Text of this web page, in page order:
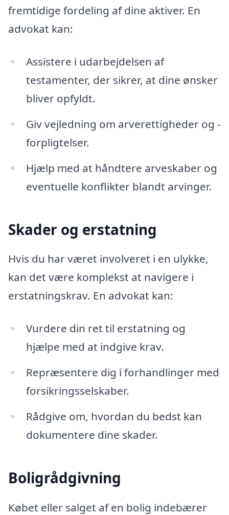
fremtidige fordeling af dine aktiver. En
advokat kan:
Assistere i udarbejdelsen af
testamenter, der sikrer, at dine ønsker
bliver opfyldt.
Giv vejledning om arverettigheder og -
forpligtelser.
Hjælp med at håndtere arveskaber og
eventuelle konflikter blandt arvinger.
Skader og erstatning
Hvis du har været involveret i en ulykke,
kan det være komplekst at navigere i
erstatningskrav. En advokat kan:
Vurdere din ret til erstatning og
hjælpe med at indgive krav.
Repræsentere dig i forhandlinger med
forsikringsselskaber.
Rådgive om, hvordan du bedst kan
dokumentere dine skader.
Boligrådgivning
Købet eller salget af en bolig indebærer